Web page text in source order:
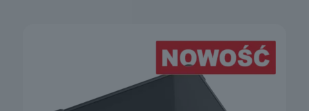
na
stronie
produktu